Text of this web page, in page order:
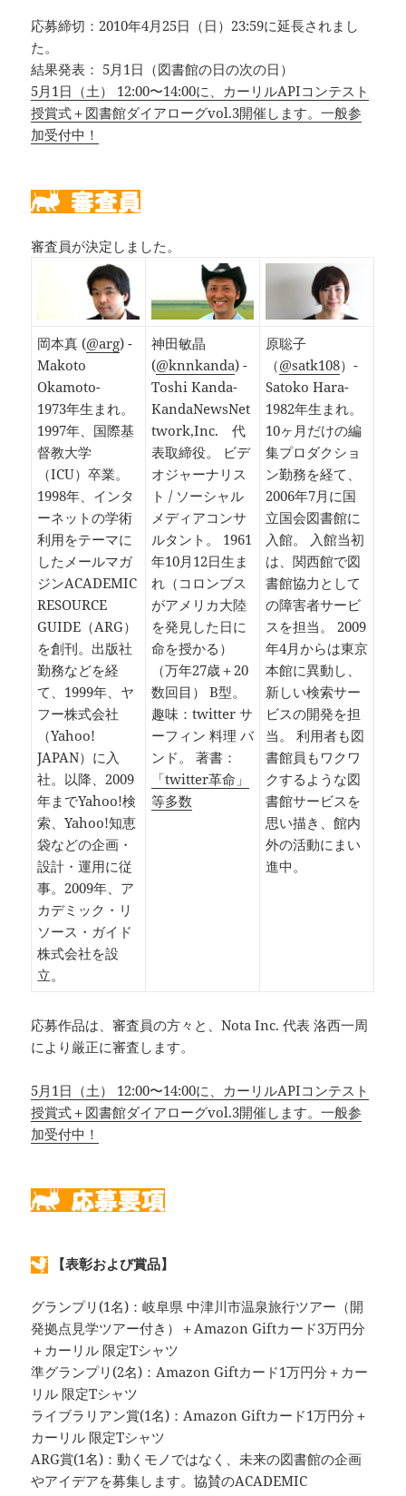
応募締切：2010年4月25日（日）23:59に延長されまし
た。
結果発表： 5月1日（図書館の日の次の日）
5月1日（土） 12:00〜14:00に、カーリルAPIコンテスト
授賞式＋図書館ダイアローグvol.3開催します。一般参
加受付中！
審査員が決定しました。
岡本真 (@arg) -
Makoto
Okamoto-
1973年生まれ。
1997年、国際基
督教大学
（ICU）卒業。
1998年、インタ
ーネットの学術
利用をテーマに
したメールマガ
ジンACADEMIC
RESOURCE
GUIDE（ARG）
を創刊。出版社
勤務などを経
て、1999年、ヤ
フー株式会社
（Yahoo!
JAPAN）に入
社。以降、2009
年までYahoo!検
索、Yahoo!知恵
袋などの企画・
設計・運用に従
事。2009年、ア
カデミック・リ
ソース・ガイド
株式会社を設
立。
神田敏晶
(@knnkanda) -
Toshi Kanda-
KandaNewsNet
twork,Inc. 代
表取締役。 ビデ
オジャーナリス
ト / ソーシャル
メディアコンサ
ルタント。 1961
年10月12日生ま
れ（コロンブス
がアメリカ大陸
を発見した日に
命を授かる）
（万年27歳＋20
数回目） B型。
趣味：twitter サ
ーフィン 料理 バ
ンド。 著書：
「twitter革命」
等多数
原聡子
（@satk108）-
Satoko Hara-
1982年生まれ。
10ヶ月だけの編
集プロダクショ
ン勤務を経て、
2006年7月に国
立国会図書館に
入館。 入館当初
は、関西館で図
書館協力として
の障害者サービ
スを担当。 2009
年4月からは東京
本館に異動し、
新しい検索サー
ビスの開発を担
当。 利用者も図
書館員もワクワ
クするような図
書館サービスを
思い描き、館内
外の活動にまい
進中。
応募作品は、審査員の方々と、Nota Inc. 代表 洛西一周
により厳正に審査します。
5月1日（土） 12:00〜14:00に、カーリルAPIコンテスト
授賞式＋図書館ダイアローグvol.3開催します。一般参
加受付中！
【表彰および賞品】
グランプリ(1名)：岐阜県 中津川市温泉旅行ツアー（開
発拠点見学ツアー付き）＋Amazon Giftカード3万円分
＋カーリル 限定Tシャツ
準グランプリ(2名)：Amazon Giftカード1万円分＋カー
リル 限定Tシャツ
ライブラリアン賞(1名)：Amazon Giftカード1万円分＋
カーリル 限定Tシャツ
ARG賞(1名)：動くモノではなく、未来の図書館の企画
やアイデアを募集します。協賛のACADEMIC